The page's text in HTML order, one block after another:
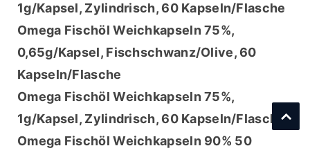
1g/Kapsel, Zylindrisch, 60 Kapseln/Flasche
Omega Fischöl Weichkapseln 75%,
0,65g/Kapsel, Fischschwanz/Olive, 60
Kapseln/Flasche
Omega Fischöl Weichkapseln 75%,
1g/Kapsel, Zylindrisch, 60 Kapseln/Flasche
Omega Fischöl Weichkapseln 90% 50